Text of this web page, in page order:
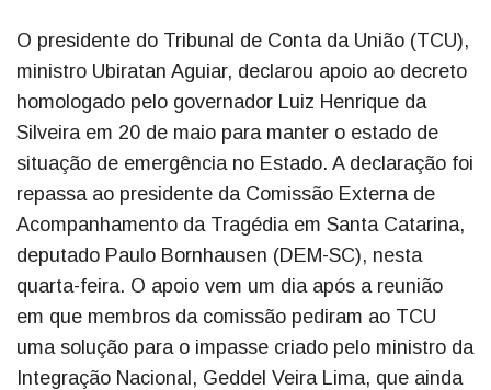
O presidente do Tribunal de Conta da União (TCU),
ministro Ubiratan Aguiar, declarou apoio ao decreto
homologado pelo governador Luiz Henrique da
Silveira em 20 de maio para manter o estado de
situação de emergência no Estado. A declaração foi
repassa ao presidente da Comissão Externa de
Acompanhamento da Tragédia em Santa Catarina,
deputado Paulo Bornhausen (DEM-SC), nesta
quarta-feira. O apoio vem um dia após a reunião
em que membros da comissão pediram ao TCU
uma solução para o impasse criado pelo ministro da
Integração Nacional, Geddel Veira Lima, que ainda